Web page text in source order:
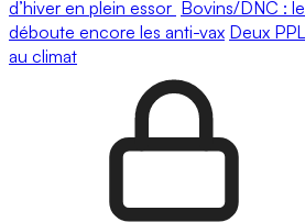
d’hiver en plein essor Bovins/DNC :
déboute encore les anti-vax Deux
au climat